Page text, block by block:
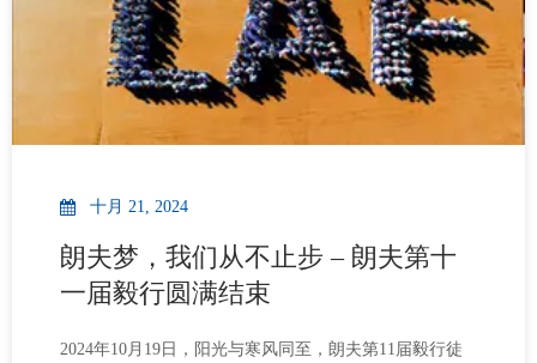
十月 21, 2024
朗夫梦，我们从不止步 – 朗夫第十
一届毅行圆满结束
2024年10月19日，阳光与寒风同至，朗夫第11届毅行徒